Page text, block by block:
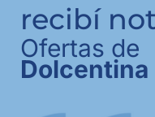
recibí
Ofertas de
Dolcentina